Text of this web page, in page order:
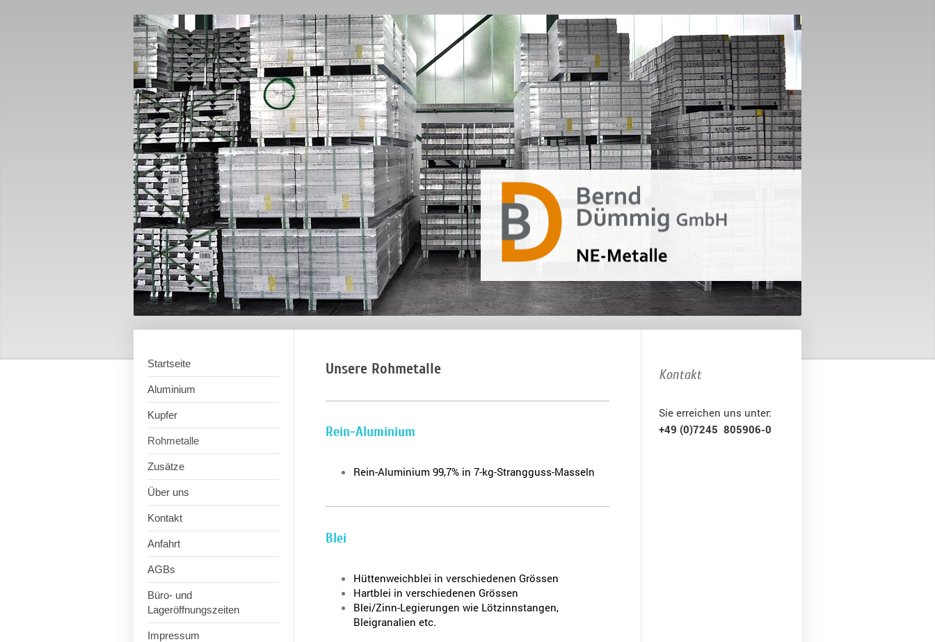
Startseite
Aluminium
Kupfer
Rohmetalle
Zusätze
Über uns
Kontakt
Anfahrt
AGBs
Büro- und
Lageröffnungszeiten
Impressum
Unsere Rohmetalle
Rein-Aluminium
Rein-Aluminium 99,7% in 7-kg-Strangguss-Masseln
Blei
Hüttenweichblei in verschiedenen Grössen
Hartblei in verschiedenen Grössen
Blei/Zinn-Legierungen wie Lötzinnstangen,
Bleigranalien etc.
Kontakt
Sie erreichen uns unter:
+49 (0)7245 805906-0